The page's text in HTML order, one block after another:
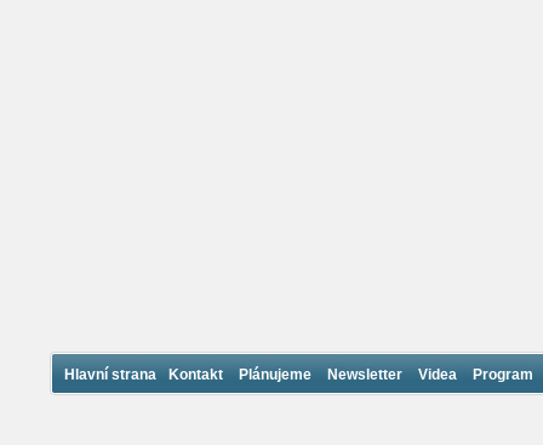
Hlavní strana Kontakt Plánujeme Newsletter Videa Program